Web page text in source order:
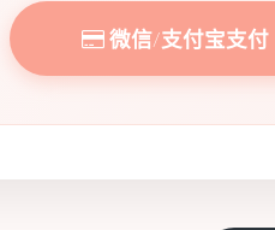
微信/支付宝支付